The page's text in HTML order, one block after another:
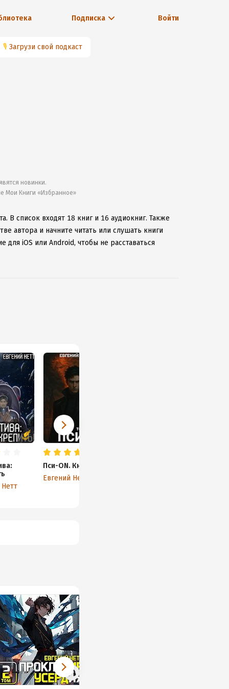
Подписка Войти
🎙 Загрузи свой подкаст
новинки.
Мои Книги «Избранное»
В список входят 18 книг и 16 аудиокниг. Также
автора и начните читать или слушать книги
для iOS или Android, чтобы не расставаться
Нетт
Пси-ON. Книга II
Евгений Нетт